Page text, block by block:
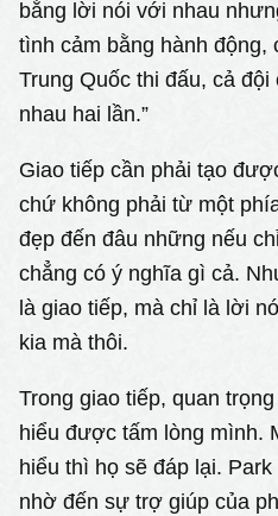
bằng lời nói với nhau
tình cảm bằng hành
Trung Quốc thi đấu, cả
nhau hai lần.”
Giao tiếp cần phải tạo
chứ không phải từ một
đẹp đến đâu những nếu
chẳng có ý nghĩa gì cả.
là giao tiếp, mà chỉ là lời
kia mà thôi.
Trong giao tiếp, quan
hiểu được tấm lòng mình.
hiểu thì họ sẽ đáp lại.
nhờ đến sự trợ giúp của